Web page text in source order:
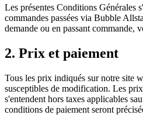
Les présentes Conditions Générales
commandes passées via Bubble
demande ou en passant commande,
2. Prix et paiement
Tous les prix indiqués sur notre site
susceptibles de modification. Les
s'entendent hors taxes applicables
conditions de paiement seront